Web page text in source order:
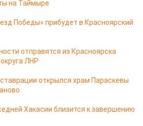
на Таймыре
Победы» прибудет в Красноярский
отправятся из Красноярска
ЛНР
открылся храм Параскевы
Хакасии близится к завершению